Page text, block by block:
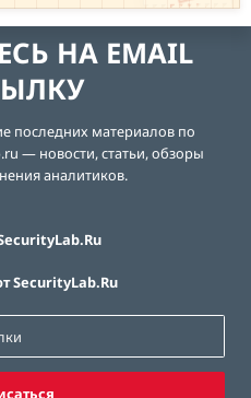
ЕВОГА
НА EMAIL
последних материалов по
— новости, статьи, обзоры
аналитиков.
SecurityLab.Ru